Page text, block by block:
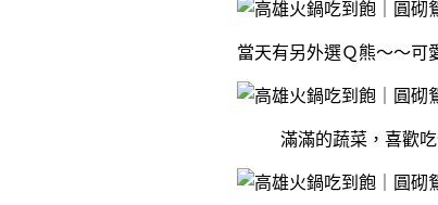
當天有另外選Ｑ熊～～可
滿滿的蔬菜，喜歡